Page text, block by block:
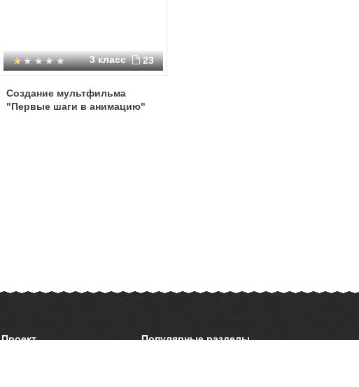
3 класс 23
Создание мультфильма
"Первые шаги в анимацию"
Проект
Популярные разделы